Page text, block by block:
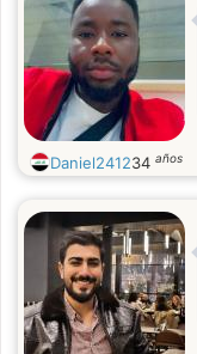
Daniel241234 años